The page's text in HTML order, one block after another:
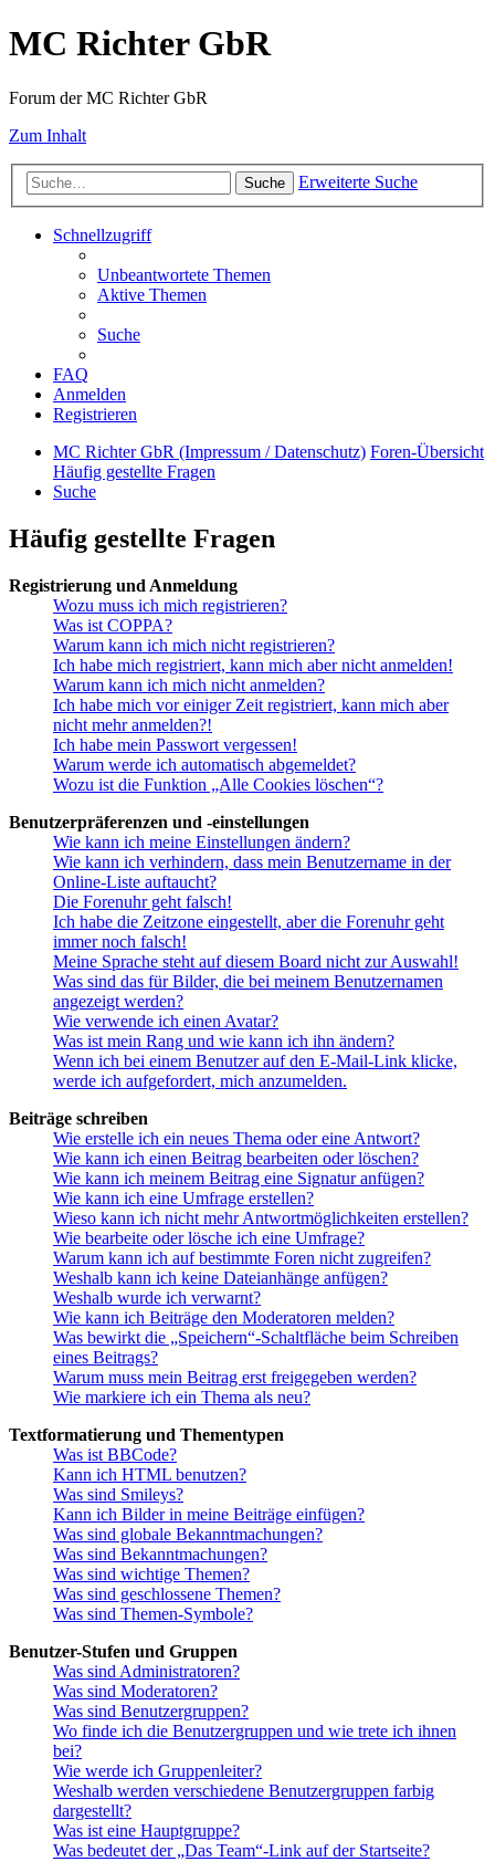
MC Richter GbR
Forum der MC Richter GbR
Zum Inhalt
Suche Erweiterte Suche
Schnellzugriff
Unbeantwortete Themen
Aktive Themen
Suche
FAQ
Anmelden
Registrieren
MC Richter GbR (Impressum / Datenschutz) Foren-Übersicht
Häufig gestellte Fragen
Suche
Häufig gestellte Fragen
Registrierung und Anmeldung
Wozu muss ich mich registrieren?
Was ist COPPA?
Warum kann ich mich nicht registrieren?
Ich habe mich registriert, kann mich aber nicht anmelden!
Warum kann ich mich nicht anmelden?
Ich habe mich vor einiger Zeit registriert, kann mich aber
nicht mehr anmelden?!
Ich habe mein Passwort vergessen!
Warum werde ich automatisch abgemeldet?
Wozu ist die Funktion „Alle Cookies löschen“?
Benutzerpräferenzen und -einstellungen
Wie kann ich meine Einstellungen ändern?
Wie kann ich verhindern, dass mein Benutzername in der
Online-Liste auftaucht?
Die Forenuhr geht falsch!
Ich habe die Zeitzone eingestellt, aber die Forenuhr geht
immer noch falsch!
Meine Sprache steht auf diesem Board nicht zur Auswahl!
Was sind das für Bilder, die bei meinem Benutzernamen
angezeigt werden?
Wie verwende ich einen Avatar?
Was ist mein Rang und wie kann ich ihn ändern?
Wenn ich bei einem Benutzer auf den E-Mail-Link klicke,
werde ich aufgefordert, mich anzumelden.
Beiträge schreiben
Wie erstelle ich ein neues Thema oder eine Antwort?
Wie kann ich einen Beitrag bearbeiten oder löschen?
Wie kann ich meinem Beitrag eine Signatur anfügen?
Wie kann ich eine Umfrage erstellen?
Wieso kann ich nicht mehr Antwortmöglichkeiten erstellen?
Wie bearbeite oder lösche ich eine Umfrage?
Warum kann ich auf bestimmte Foren nicht zugreifen?
Weshalb kann ich keine Dateianhänge anfügen?
Weshalb wurde ich verwarnt?
Wie kann ich Beiträge den Moderatoren melden?
Was bewirkt die „Speichern“-Schaltfläche beim Schreiben
eines Beitrags?
Warum muss mein Beitrag erst freigegeben werden?
Wie markiere ich ein Thema als neu?
Textformatierung und Thementypen
Was ist BBCode?
Kann ich HTML benutzen?
Was sind Smileys?
Kann ich Bilder in meine Beiträge einfügen?
Was sind globale Bekanntmachungen?
Was sind Bekanntmachungen?
Was sind wichtige Themen?
Was sind geschlossene Themen?
Was sind Themen-Symbole?
Benutzer-Stufen und Gruppen
Was sind Administratoren?
Was sind Moderatoren?
Was sind Benutzergruppen?
Wo finde ich die Benutzergruppen und wie trete ich ihnen
bei?
Wie werde ich Gruppenleiter?
Weshalb werden verschiedene Benutzergruppen farbig
dargestellt?
Was ist eine Hauptgruppe?
Was bedeutet der „Das Team“-Link auf der Startseite?